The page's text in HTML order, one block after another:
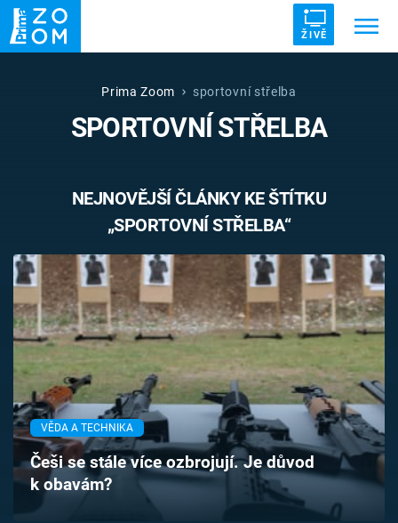
ŽIVĚ
ZRÁDCI UFO DRUHÁ SVĚTOVÁ VÁLKA
VETŘELCI DÁVNOVĚKU
Témata
Pořady
TV Program
Časopis
Sledujte prima+
Prima Zoom sportovní střelba
SPORTOVNÍ STŘELBA
NEJNOVĚJŠÍ ČLÁNKY KE ŠTÍTKU
„SPORTOVNÍ STŘELBA“
VĚDA A TECHNIKA
Češi se stále více ozbrojují. Je důvod
k obavám?